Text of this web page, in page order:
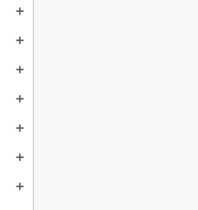
add
add
add
add
add
add
add